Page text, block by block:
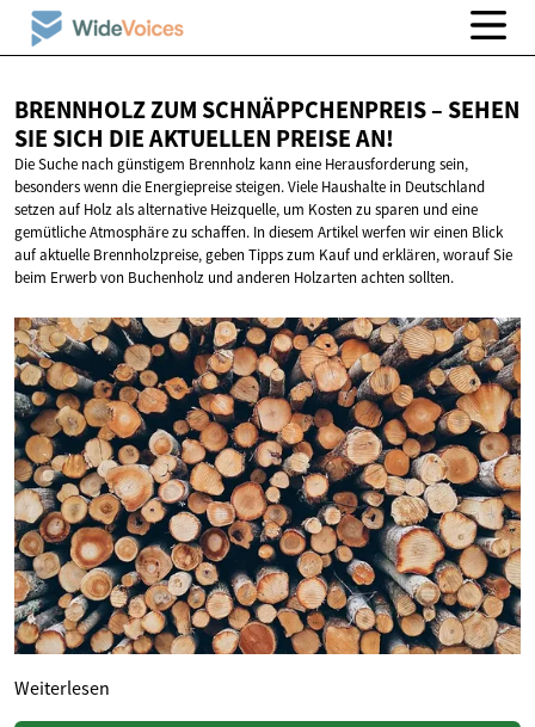
BRENNHOLZ ZUM SCHNÄPPCHENPREIS – SEHEN
SIE SICH DIE AKTUELLEN PREISE AN!
Die Suche nach günstigem Brennholz kann eine Herausforderung sein,
besonders wenn die Energiepreise steigen. Viele Haushalte in Deutschland
setzen auf Holz als alternative Heizquelle, um Kosten zu sparen und eine
gemütliche Atmosphäre zu schaffen. In diesem Artikel werfen wir einen Blick
auf aktuelle Brennholzpreise, geben Tipps zum Kauf und erklären, worauf Sie
beim Erwerb von Buchenholz und anderen Holzarten achten sollten.
Weiterlesen